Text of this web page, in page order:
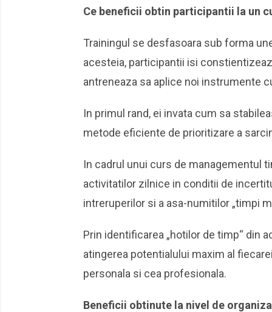
Ce beneficii obtin participantii la un
Trainingul se desfasoara sub forma
acesteia, participantii isi
antreneaza sa aplice noi instrumente
In primul rand, ei invata cum sa
metode eficiente de prioritizare a
In cadrul unui curs de managementul
activitatilor zilnice in conditii de
intreruperilor si a asa-numitilor „timpi
Prin identificarea „hotilor de timp“ din
atingerea potentialului maxim al
personala si cea profesionala.
Beneficii obtinute la nivel de